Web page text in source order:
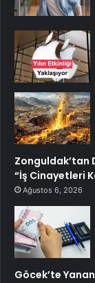
Zonguldak’tan
“İş Cinayetleri
Ağustos 6, 2026
Göcek’te